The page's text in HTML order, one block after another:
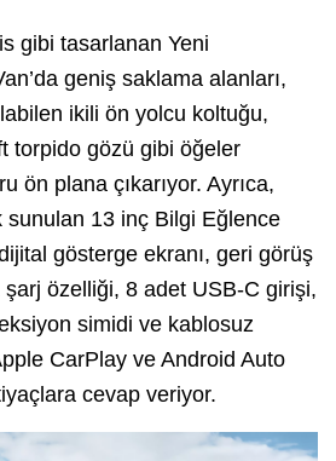
gibi tasarlanan Yeni
geniş saklama alanları,
ikili ön yolcu koltuğu,
torpido gözü gibi öğeler
ön plana çıkarıyor. Ayrıca,
13 inç Bilgi Eğlence
gösterge ekranı, geri görüş
şarj özelliği, 8 adet USB-C girişi,
simidi ve kablosuz
CarPlay ve Android Auto
cevap veriyor.